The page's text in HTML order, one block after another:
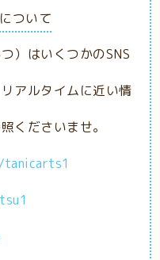
ついて
）はいくつかのSNS
アルタイムに近い情
くださいませ。